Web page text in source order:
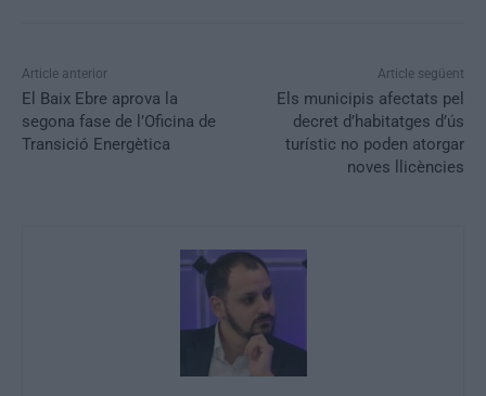
Article anterior
El Baix Ebre aprova la
segona fase de l’Oficina de
Transició Energètica
Article següent
Els municipis afectats pel
decret d’habitatges d’ús
turístic no poden atorgar
noves llicències